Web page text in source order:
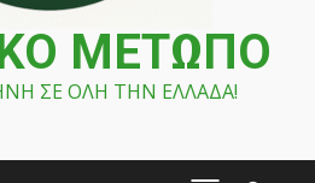
ΜΕΤΩΠΟ
ΣΕ ΟΛΗ ΤΗΝ ΕΛΛΑΔΑ!